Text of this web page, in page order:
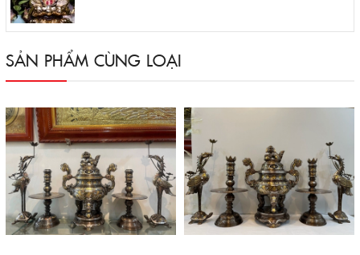
SẢN PHẨM CÙNG LOẠI